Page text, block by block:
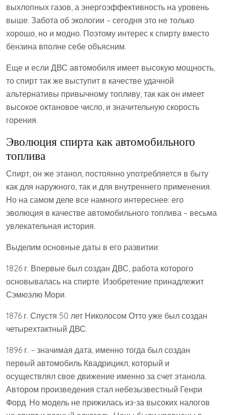
выхлопных газов, а энергоэффективность на уровень
выше. Забота об экологии – сегодня это не только
хорошо, но и модно. Поэтому интерес к спирту вместо
бензина вполне себе объясним.
Еще и если ДВС автомобиля имеет высокую мощность,
то спирт так же выступит в качестве удачной
альтернативы привычному топливу, так как он имеет
высокое октановое число, и значительную скорость
горения.
Эволюция спирта как автомобильного
топлива
Спирт, он же этанол, постоянно употребляется в быту
как для наружного, так и для внутреннего применения.
Но на самом деле все намного интереснее: его
эволюция в качестве автомобильного топлива – весьма
увлекательная история.
Выделим основные даты в его развитии:
1826 г. Впервые был создан ДВС, работа которого
основывалась на спирте. Изобретение принадлежит
Сэмюэлю Мори.
1876 г. Спустя 50 лет Николосом Отто уже был создан
четырехтактный ДВС.
1896 г. – значимая дата, именно тогда был создан
первый автомобиль Квадрицикл, который и
осуществлял свое движение именно за счет этанола.
Автором произведения стал небезызвестный Генри
Форд. Но модель не прижилась из-за высоких налогов